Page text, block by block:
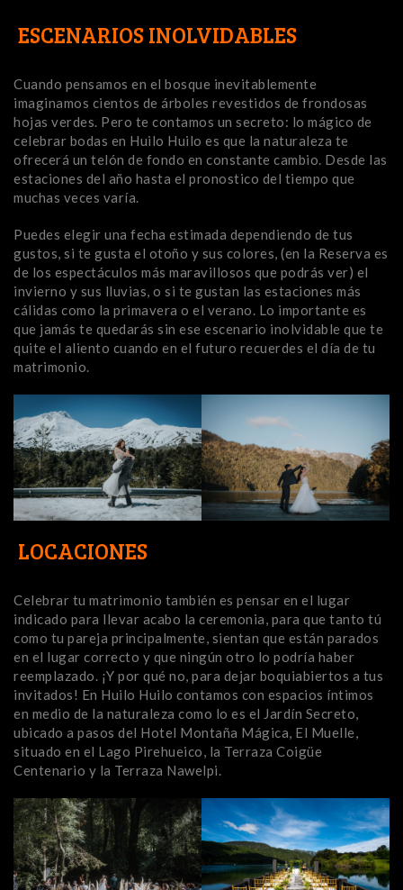
ESCENARIOS INOLVIDABLES
Cuando pensamos en el bosque inevitablemente
imaginamos cientos de árboles revestidos de frondosas
hojas verdes. Pero te contamos un secreto: lo mágico de
celebrar bodas en Huilo Huilo es que la naturaleza te
ofrecerá un telón de fondo en constante cambio. Desde las
estaciones del año hasta el pronostico del tiempo que
muchas veces varía.
Puedes elegir una fecha estimada dependiendo de tus
gustos, si te gusta el otoño y sus colores, (en la Reserva es
de los espectáculos más maravillosos que podrás ver) el
invierno y sus lluvias, o si te gustan las estaciones más
cálidas como la primavera o el verano. Lo importante es
que jamás te quedarás sin ese escenario inolvidable que te
quite el aliento cuando en el futuro recuerdes el día de tu
matrimonio.
LOCACIONES
Celebrar tu matrimonio también es pensar en el lugar
indicado para llevar acabo la ceremonia, para que tanto tú
como tu pareja principalmente, sientan que están parados
en el lugar correcto y que ningún otro lo podría haber
reemplazado. ¡Y por qué no, para dejar boquiabiertos a tus
invitados! En Huilo Huilo contamos con espacios íntimos
en medio de la naturaleza como lo es el Jardín Secreto,
ubicado a pasos del Hotel Montaña Mágica, El Muelle,
situado en el Lago Pirehueico, la Terraza Coigüe
Centenario y la Terraza Nawelpi.